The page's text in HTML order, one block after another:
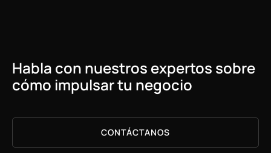
Habla con nuestros expertos sobre
cómo impulsar tu negocio
CONTÁCTANOS